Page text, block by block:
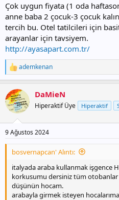
Çok uygun fiyata (1 oda
anne baba 2 çocuk-3 çocuk
tercih bu. Otel tatilcileri için
arayanlar için tavsiyem.
http://ayasapart.com.tr/
T
e
k
i
l
ademkenan
DaMieN
Hiperaktif Üye Hiperaktif
9 Ağustos 2024
bosvernapcan' Alıntı:
italyada araba kullanmak işgence
korkusumu dersiniz tüm
düşünün hocam.
arabayla girmek isteyen